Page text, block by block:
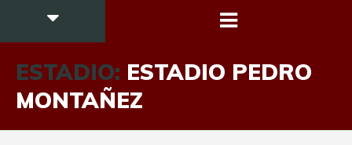
ESTADIO: ESTADIO PEDRO
MONTAÑEZ